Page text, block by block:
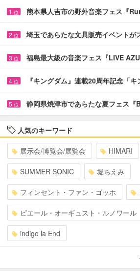
1 位 熊本県人吉市の野外音楽フェス『
2 位 埼玉であらたな文具販売イベント
3 位 福島最大級の音楽フェス『LIVE
4 位 『キングダム』連載20周年記念「
5 位 静岡県焼津市であらたな夏フェス
人気のキーワード
展示会/博覧会/展覧会 HIMARI
SUMMER SONIC 堀ちえみ
フィンセント・ファン・ゴッホ
ピエール・オーギュスト・ルノワール
indigo la End